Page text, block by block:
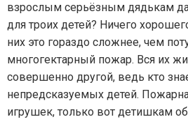
взрослым серьёзным дядькам
для троих детей? Ничего
них это гораздо сложнее, чем
многогектарный пожар. Вся их
совершенно другой, ведь кто
непредсказуемых детей.
игрушек, только вот детишкам об